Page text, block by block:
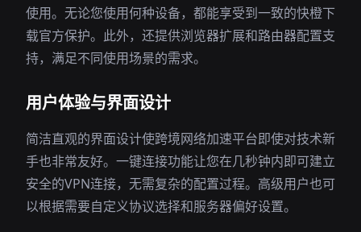
使用。无论您使用何种设备，都能享受到一致的快橙下
载官方保护。此外，还提供浏览器扩展和路由器配置支
持，满足不同使用场景的需求。
用户体验与界面设计
简洁直观的界面设计使跨境网络加速平台即使对技术新
手也非常友好。一键连接功能让您在几秒钟内即可建立
安全的VPN连接，无需复杂的配置过程。高级用户也可
以根据需要自定义协议选择和服务器偏好设置。